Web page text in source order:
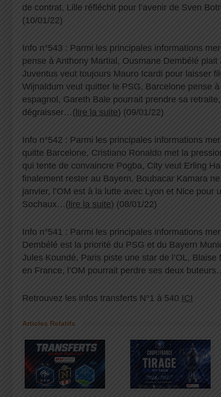
de contrat, Lille réfléchit pour l’avenir de Sven
(10/01/22)
Info n°543 : Parmi les principales informations
pense à Anthony Martial, Ousmane Dembélé plait
Juventus veut toujours Mauro Icardi pour laisser
Wijnaldum veut quitter le PSG, Barcelone pense
espagnol, Gareth Bale pourrait prendre sa
dégraisser…( lire la suite) (09/01/22)
Info n°542 : Parmi les principales informations
quitte Barcelone, Cristiano Ronaldo met la
qui tente de convaincre Pogba, City veut Erling
finalement rester au Bayern, Boubacar Kamara
janvier, l’OM est à la lutte avec Lyon et Nice pour
Sochaux…( lire la suite) (08/01/22)
Info n°541 : Parmi les principales informations
Dembélé est la priorité du PSG et du Bayern
Jules Koundé, Paris piste une star de l’OL,
en France, l’OM pourrait perdre ses deux
Retrouvez les infos transferts N°1 à 540 ICI
Articles Relatifs